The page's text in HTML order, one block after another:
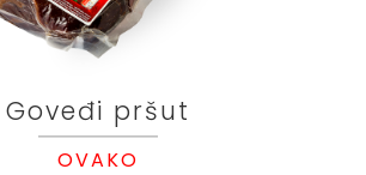
Goveđi pršut
OVAKO